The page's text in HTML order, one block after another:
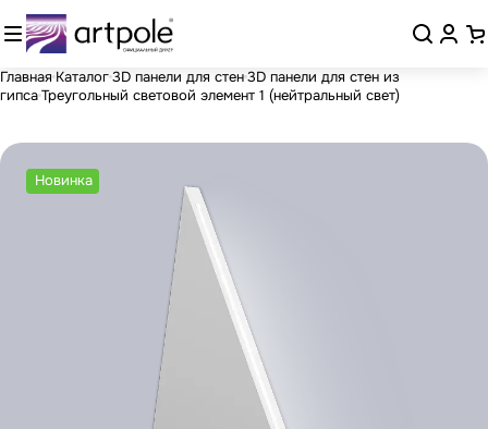
Главная Каталог3D панели для стен3D панели для стен из
гипсаТреугольный световой элемент 1 (нейтральный свет)
Новинка